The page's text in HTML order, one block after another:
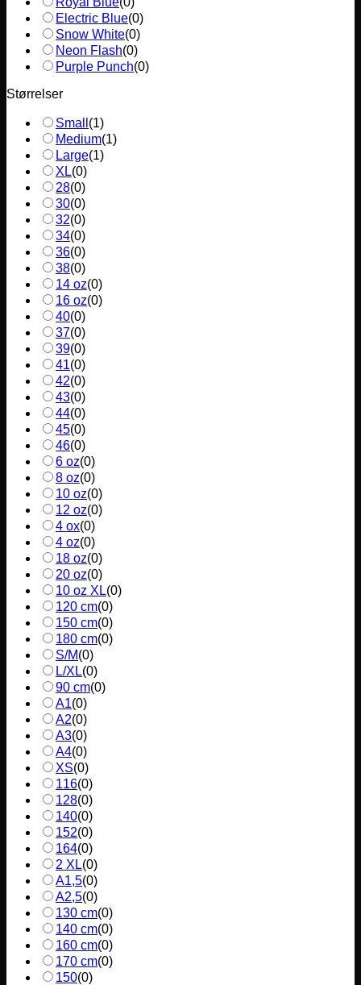
Electric Blue(0)
Snow White(0)
Neon Flash(0)
Purple Punch(0)
Størrelser
Small (1)
Medium(1)
Large(1)
XL(0)
28(0)
30(0)
32(0)
34(0)
36(0)
38(0)
14 oz(0)
16 oz(0)
40(0)
37(0)
39(0)
41(0)
42(0)
43(0)
44(0)
45(0)
46(0)
6 oz(0)
8 oz(0)
10 oz(0)
12 oz(0)
4 ox(0)
4 oz(0)
18 oz(0)
20 oz(0)
10 oz XL(0)
120 cm(0)
150 cm(0)
180 cm(0)
S/M(0)
L/XL(0)
90 cm(0)
A1(0)
A2(0)
A3(0)
A4(0)
XS(0)
116(0)
128(0)
140(0)
152(0)
164(0)
2 XL(0)
A1,5(0)
A2,5(0)
130 cm(0)
140 cm(0)
160 cm(0)
170 cm(0)
150(0)